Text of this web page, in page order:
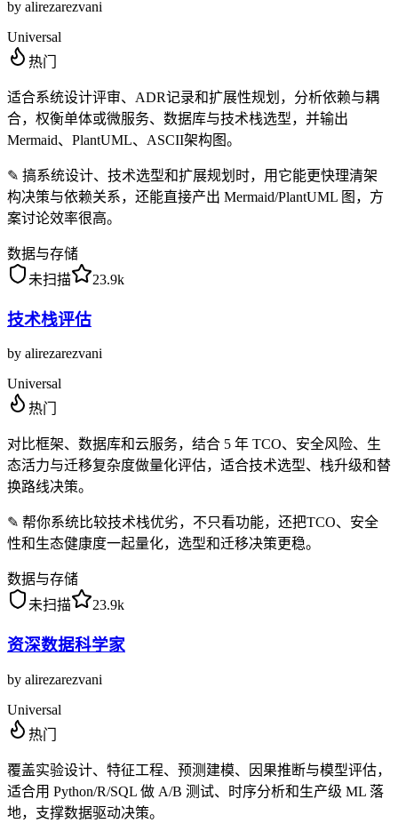
by alirezarezvani
Universal
热门
适合系统设计评审、ADR记录和扩展性规划，分析依赖与耦
合，权衡单体或微服务、数据库与技术栈选型，并输出
Mermaid、PlantUML、ASCII架构图。
✎ 搞系统设计、技术选型和扩展规划时，用它能更快理清架
构决策与依赖关系，还能直接产出 Mermaid/PlantUML 图，方
案讨论效率很高。
数据与存储
未扫描
23.9k
技术栈评估
by alirezarezvani
Universal
热门
对比框架、数据库和云服务，结合 5 年 TCO、安全风险、生
态活力与迁移复杂度做量化评估，适合技术选型、栈升级和替
换路线决策。
✎ 帮你系统比较技术栈优劣，不只看功能，还把TCO、安全
性和生态健康度一起量化，选型和迁移决策更稳。
数据与存储
未扫描
23.9k
资深数据科学家
by alirezarezvani
Universal
热门
覆盖实验设计、特征工程、预测建模、因果推断与模型评估，
适合用 Python/R/SQL 做 A/B 测试、时序分析和生产级 ML 落
地，支撑数据驱动决策。